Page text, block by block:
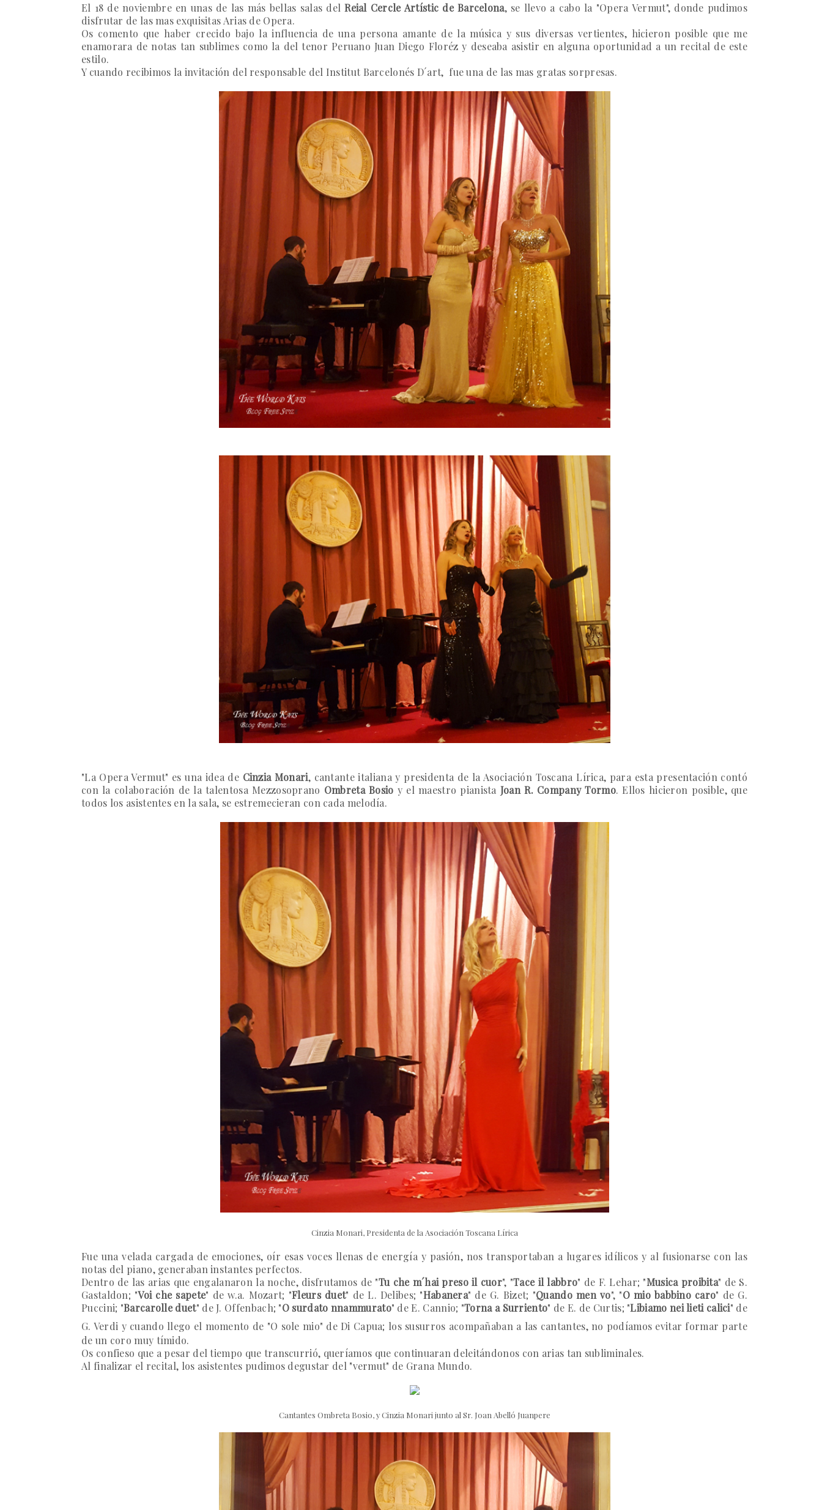
El 18 de noviembre en unas de las más bellas salas delReial Cercle Artístic de Barcelona, se llevo a cabo la "Opera Vermut", donde pudimos
disfrutar de las mas exquisitas Arias de Opera.
Os comento que haber crecido bajo la influencia de una persona amante de la música y sus diversas vertientes, hicieron posible que me
enamorara de notas tan sublimes como la del tenor Peruano Juan Diego Floréz y deseaba asistir en alguna oportunidad a un recital de este
estilo.
Y cuando recibimos la invitación del responsable del Institut Barcelonés D´art, fue una de las mas gratas sorpresas.
"La Opera Vermut" es una idea de Cinzia Monari, cantante italiana y presidenta de la Asociación Toscana Lírica, para esta presentación contó
con la colaboración de la talentosa Mezzosoprano Ombreta Bosio y el maestro pianista Joan R. Company Tormo. Ellos hicieron posible, que
todos los asistentes en la sala, se estremecieran con cada melodía.
Cinzia Monari, Presidenta de la Asociación Toscana Lírica
Fue una velada cargada de emociones, oír esas voces llenas de energía y pasión, nos transportaban a lugares idílicos y al fusionarse con las
notas del piano, generaban instantes perfectos.
Dentro de las arias que engalanaron la noche, disfrutamos de "Tu che m´hai preso il cuor", "Tace il labbro" de F. Lehar; "Musica proibita" de S.
Gastaldon; "Voi che sapete" de w.a. Mozart; "Fleurs duet" de L. Delibes; "Habanera" de G. Bizet; "Quando men vo", "O mio babbino caro" de G.
Puccini; "Barcarolle duet" de J. Offenbach; "O surdato nnammurato" de E. Cannio; "Torna a Surriento" de E. de Curtis; "Libiamo nei lieti calici" de
G. Verdi y cuando llego el momento de "O sole mio" de Di Capua; los susurros acompañaban a las cantantes, no podíamos evitar formar parte
de un coro muy tímido.
Os confieso que a pesar del tiempo que transcurrió, queríamos que continuaran deleitándonos con arias tan subliminales.
Al finalizar el recital, los asistentes pudimos degustar del "vermut" de Grana Mundo.
Cantantes Ombreta Bosio, y Cinzia Monari junto al Sr. Joan Abelló Juanpere